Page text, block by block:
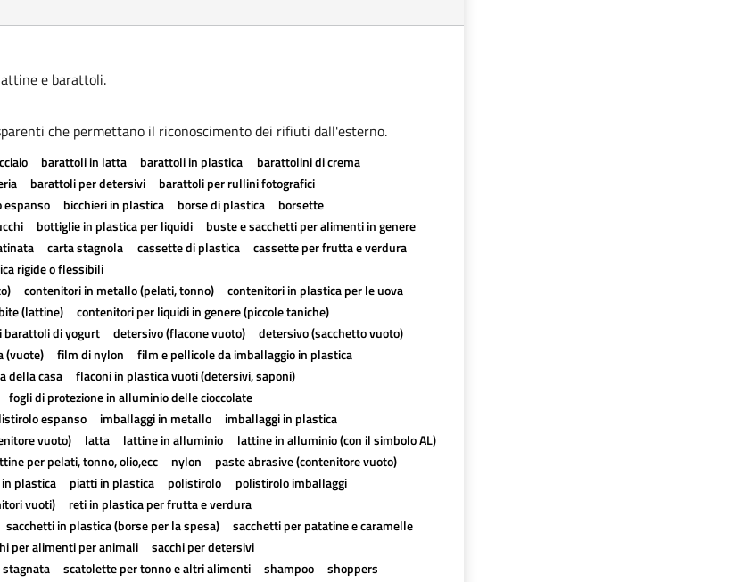
e barattoli.
che permettano il riconoscimento dei rifiuti dall'esterno.
barattoli in latta barattoli in plastica
barattolini di crema
barattoli per detersivi
barattoli per rullini fotografici
espanso bicchieri in plastica borse di plastica
borsette
bottiglie in plastica per liquidi
buste e sacchetti per alimenti in genere
carta stagnola cassette di plastica
cassette per frutta e verdura
rigide o flessibili
contenitori in metallo (pelati, tonno)
contenitori in plastica per le uova
(lattine)
contenitori per liquidi in genere (piccole taniche)
barattoli di yogurt detersivo (flacone vuoto)
detersivo (sacchetto vuoto)
(vuote) film di nylon
film e pellicole da imballaggio in plastica
della casa
flaconi in plastica vuoti (detersivi, saponi)
fogli di protezione in alluminio delle cioccolate
espanso imballaggi in metallo
imballaggi in plastica
vuoto) latta lattine in alluminio
lattine in alluminio (con il simbolo AL)
per pelati, tonno, olio,ecc nylon
paste abrasive (contenitore vuoto)
plastica piatti in plastica polistirolo
polistirolo imballaggi
vuoti)
reti in plastica per frutta e verdura
sacchetti in plastica (borse per la spesa)
sacchetti per patatine e caramelle
per alimenti per animali
sacchi per detersivi
scatolette per tonno e altri alimenti shampoo
shoppers